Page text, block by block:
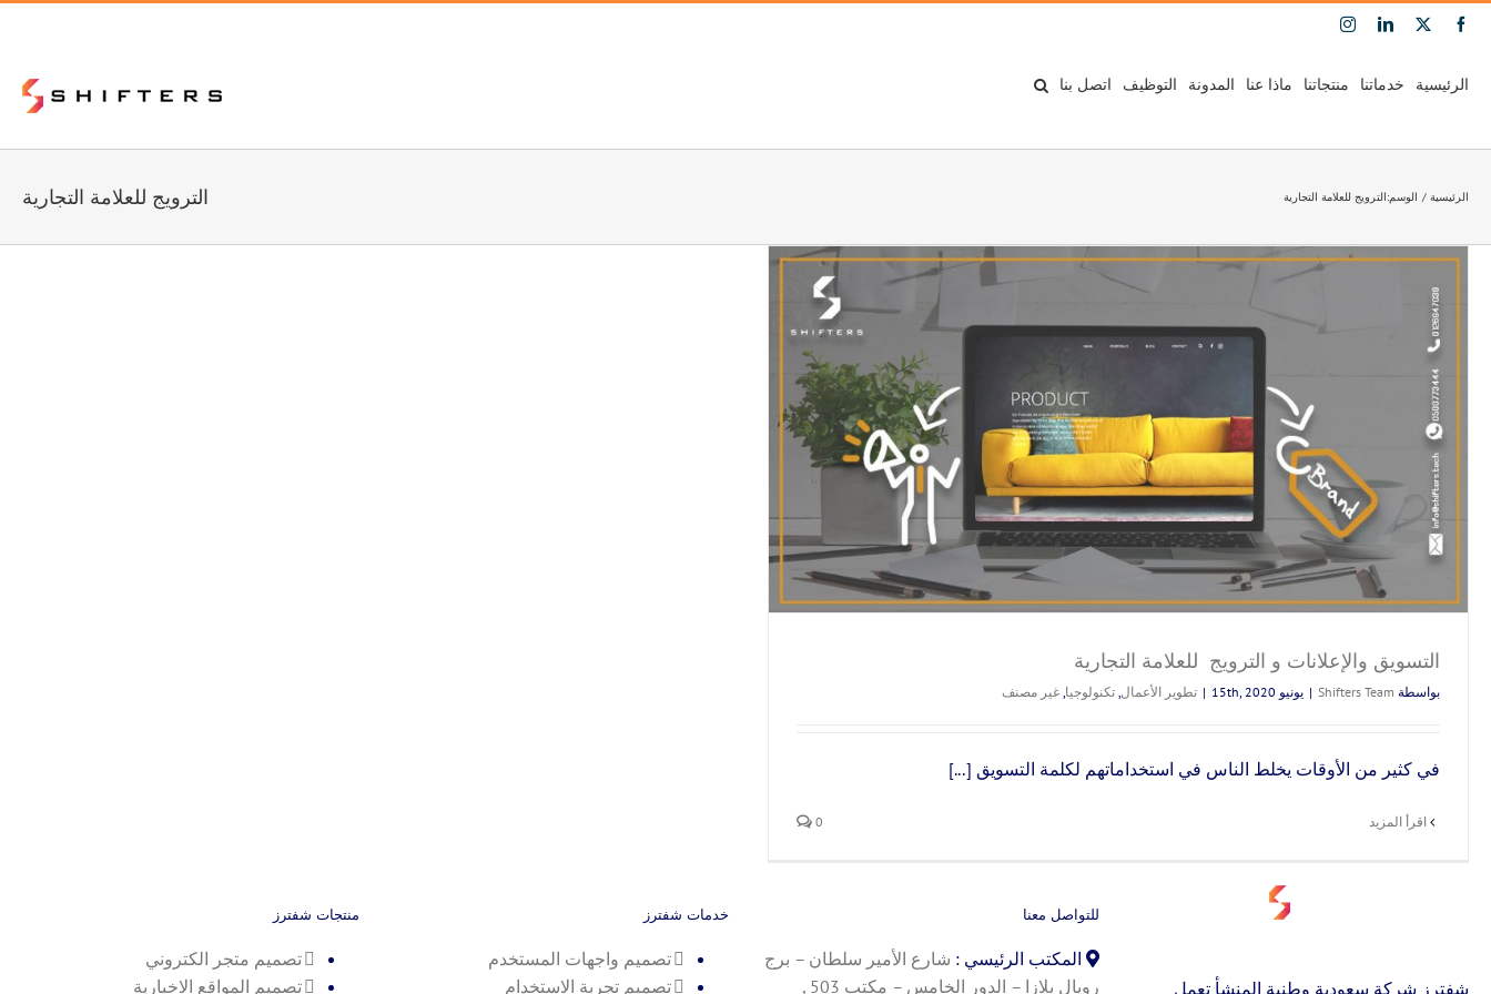
Skip
Facebook
X
LinkedIn
Instagram
الرئيسية خدماتنا منتجاتنا ماذا عنا المدونة التوظيف اتصل بنا
الترويج للعلامة التجارية الرئيسية الوسم:الترويج للعلامة التجارية
التسويق والإعلانات و الترويج للعلامة التجارية
بواسطة Shifters Team
| يونيو 15th, 2020 | تطوير الأعمال تكنولوجيا غير مصنف
في كثير من الأوقات يخلط الناس في استخداماتهم لكلمة التسويق [...]
0
شفترز شركة سعودية وطنية المنشأ تعمل
للتواصل معنا
المكتب الرئيسي : شارع الأمير سلطان – برج
رويال بلازا – الدور الخامس – مكتب 503 ,
خدمات شفترز
تصميم واجهات المستخدم
تصميم تجربة الاستخدام
منتجات شفترز
تصميم متجر الكتروني
تصميم المواقع الاخبارية